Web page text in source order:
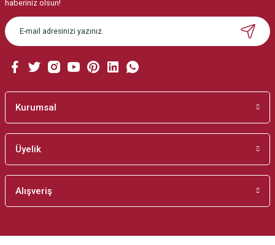
Ürün açıklamasında eksik bilgiler bulunuyor.
Ürün bilgilerinde hatalar bulunuyor.
Bu ürüne benzer farklı alternatifler olmalı.
haberiniz olsun!
Kurumsal
Üyelik
Alışveriş